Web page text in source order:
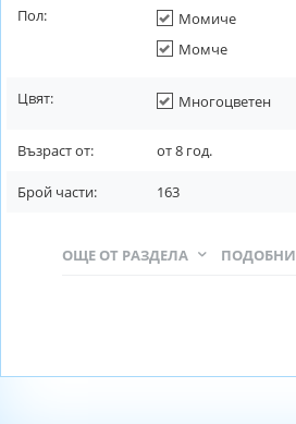
Пол:
Момиче
Момче
Цвят: Многоцветен
Възраст от: от8 год.
Брой части: 163
ПОДОБНИ
ОЩЕ ОТ РАЗДЕЛА